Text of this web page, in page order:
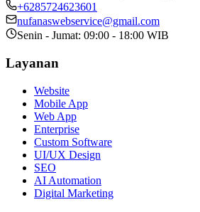
+6285724623601
nufanaswebservice@gmail.com
Senin - Jumat: 09:00 - 18:00 WIB
Layanan
Website
Mobile App
Web App
Enterprise
Custom Software
UI/UX Design
SEO
AI Automation
Digital Marketing